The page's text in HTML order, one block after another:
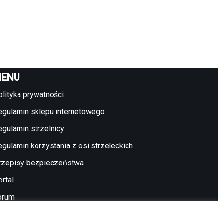
prywatności
sklepu internetowego
strzelnicy
korzystania z osi strzeleckich
bezpieczeństwa